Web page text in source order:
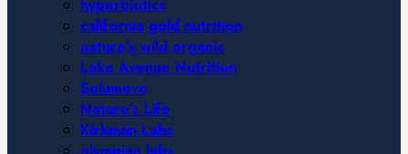
hyperbiotics
california gold nutrition
nature’s wild organic
Lake Avenue Nutrition
Solumeve
Nature’s Life
Kirkman Labs